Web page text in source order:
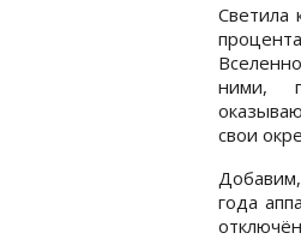
Светила
ними,
свои
года